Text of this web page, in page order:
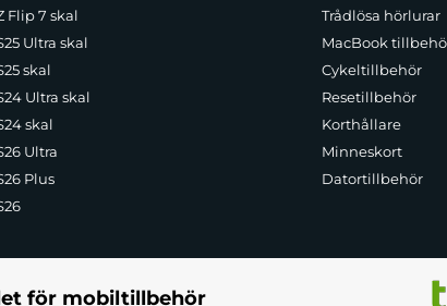
Flip 7 skal
Ultra skal
skal
Ultra skal
skal
Ultra
Plus
Trådlösa hörlurar
MacBook
Cykeltillbehör
Resetillbehör
Korthållare
Minneskort
Datortillbehör
för mobiltillbehör